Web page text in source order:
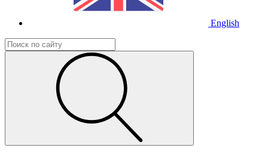
English